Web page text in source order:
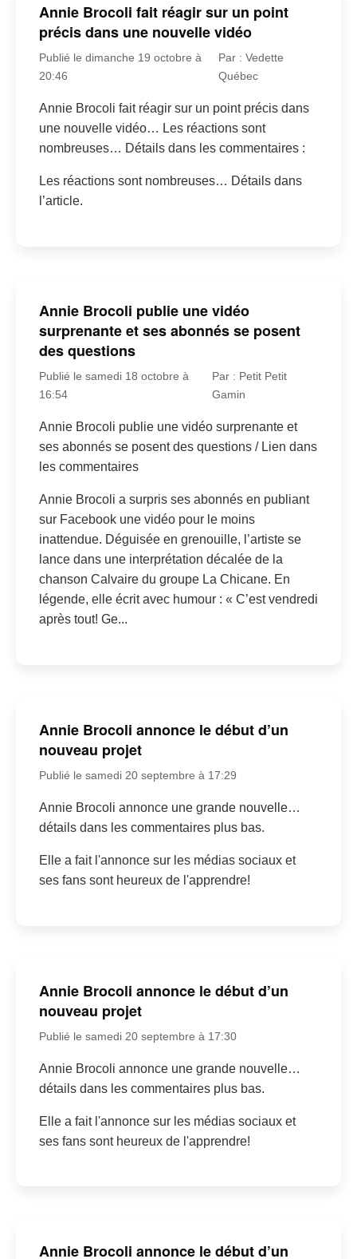
Annie Brocoli fait réagir sur un point
précis dans une nouvelle vidéo
Publié le dimanche 19 octobre à
20:46
Par : Vedette
Québec
Annie Brocoli fait réagir sur un point précis dans
une nouvelle vidéo… Les réactions sont
nombreuses… Détails dans les commentaires :
Les réactions sont nombreuses… Détails dans
l’article.
Annie Brocoli publie une vidéo
surprenante et ses abonnés se posent
des questions
Publié le samedi 18 octobre à
16:54
Par : Petit Petit
Gamin
Annie Brocoli publie une vidéo surprenante et
ses abonnés se posent des questions / Lien dans
les commentaires
Annie Brocoli a surpris ses abonnés en publiant
sur Facebook une vidéo pour le moins
inattendue. Déguisée en grenouille, l’artiste se
lance dans une interprétation décalée de la
chanson Calvaire du groupe La Chicane. En
légende, elle écrit avec humour : « C’est vendredi
après tout! Ge...
Annie Brocoli annonce le début d’un
nouveau projet
Publié le samedi 20 septembre à 17:29
Annie Brocoli annonce une grande nouvelle…
détails dans les commentaires plus bas.
Elle a fait l'annonce sur les médias sociaux et
ses fans sont heureux de l'apprendre!
Annie Brocoli annonce le début d’un
nouveau projet
Publié le samedi 20 septembre à 17:30
Annie Brocoli annonce une grande nouvelle…
détails dans les commentaires plus bas.
Elle a fait l'annonce sur les médias sociaux et
ses fans sont heureux de l'apprendre!
Annie Brocoli annonce le début d’un